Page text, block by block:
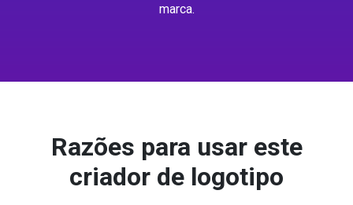
marca.
Razões para usar este
criador de logotipo